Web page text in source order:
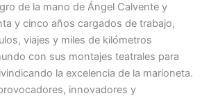
de la mano de Ángel Calvente y
y cinco años cargados de trabajo,
viajes y miles de kilómetros
con sus montajes teatrales para
la excelencia de la marioneta.
innovadores y